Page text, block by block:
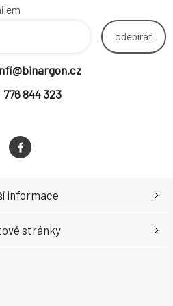
odebírat
776 844 323
informace
stránky